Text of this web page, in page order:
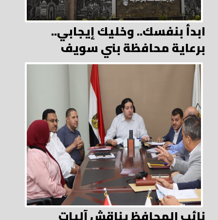
ابدأ بنفسك.. وخليك إيجابي..
برعاية محافظة بني سويف